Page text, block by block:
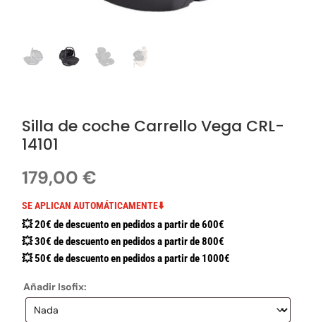
Silla de coche Carrello Vega CRL-
14101
179,00€
SE APLICAN AUTOMÁTICAMENTE⬇️
💥 20€ de descuento en pedidos a partir de 600€
💥 30€ de descuento en pedidos a partir de 800€
💥 50€ de descuento en pedidos a partir de 1000€
Añadir Isofix: